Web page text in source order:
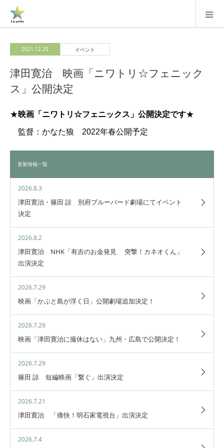
2021.12.20 イベント
津田寛治 映画「ニワトリ☆フェニック
ス」公開決定
★映画「ニワトリ☆フェニックス」公開決定です★
監督：かなた狼 2022年春公開予定
更新情報一覧
2026.8.3
津田寛治・篠田 諒 別府ブルーバード劇場にてイベント
決定
2026.8.2
津田寛治 NHK「有吉のお金発見 突撃！カネオくん」
出演決定
2026.7.29
映画「かぶと島が浮く日」公開劇場追加決定！
2026.7.29
映画「津田寛治に撮休はない」九州・広島で公開決定！
2026.7.29
篠田 諒 短編映画「繋ぐ」出演決定
2026.7.21
津田寛治 「痛快！明石家電視台」出演決定
2026.7.4